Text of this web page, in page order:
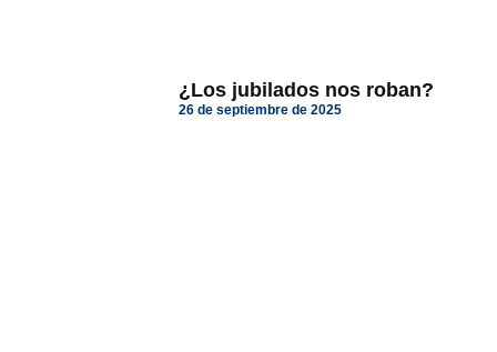
¿Los jubilados nos roban?
26 de septiembre de 2025